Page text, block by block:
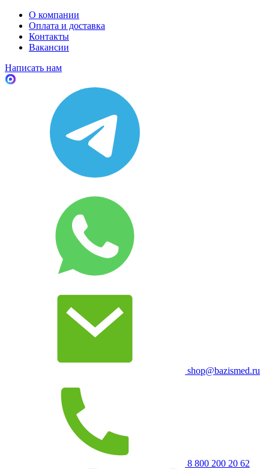
О компании
Оплата и доставка
Контакты
Вакансии
Написать нам
shop@bazismed.ru
8 800 200 20 62